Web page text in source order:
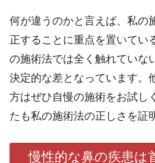
何が違うのかと言えば、私の
正することに重点を置いてい
の施術法では全く触れていな
決定的な差となっています。
方はぜひ自慢の施術をお試し
たも私の施術法の正しさを証
慢性的な鼻の疾患は